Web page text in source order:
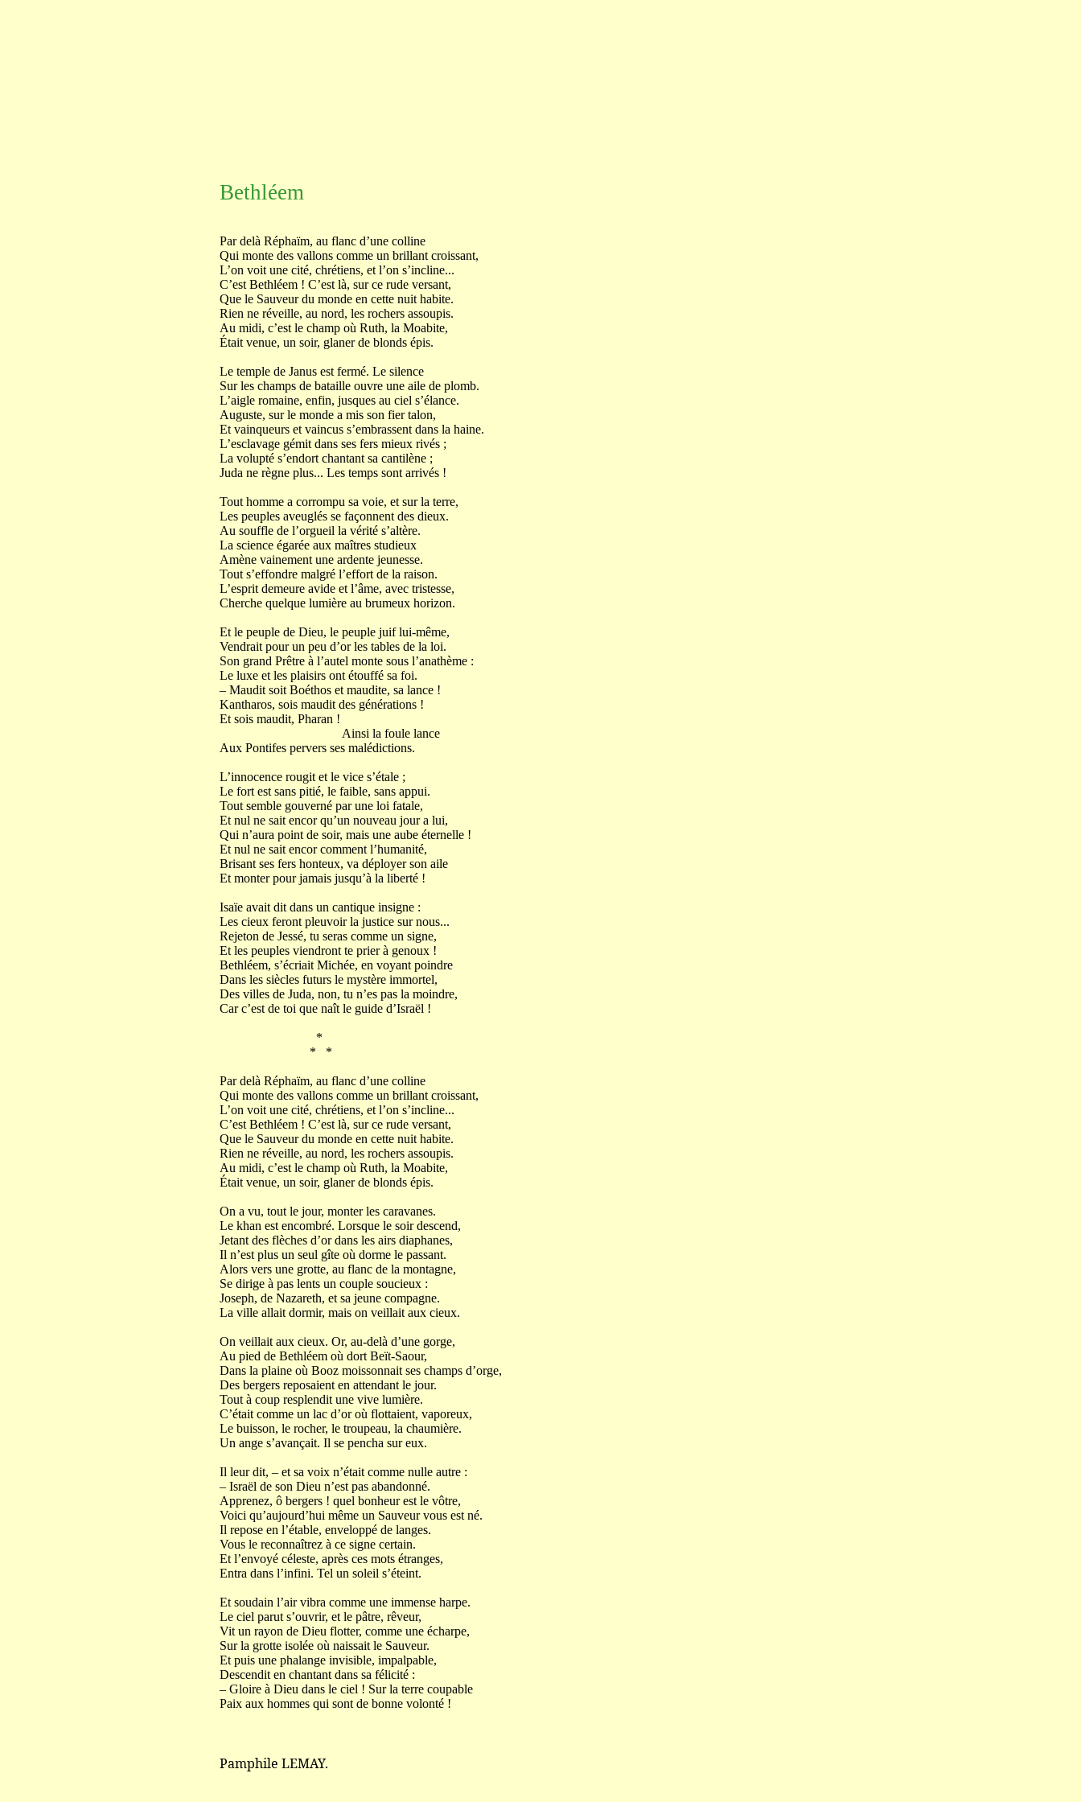
Bethléem
Par delà Réphaïm, au flanc d’une colline
Qui monte des vallons comme un brillant croissant,
L’on voit une cité, chrétiens, et l’on s’incline...
C’est Bethléem ! C’est là, sur ce rude versant,
Que le Sauveur du monde en cette nuit habite.
Rien ne réveille, au nord, les rochers assoupis.
Au midi, c’est le champ où Ruth, la Moabite,
Était venue, un soir, glaner de blonds épis.
Le temple de Janus est fermé. Le silence
Sur les champs de bataille ouvre une aile de plomb.
L’aigle romaine, enfin, jusques au ciel s’élance.
Auguste, sur le monde a mis son fier talon,
Et vainqueurs et vaincus s’embrassent dans la haine.
L’esclavage gémit dans ses fers mieux rivés ;
La volupté s’endort chantant sa cantilène ;
Juda ne règne plus... Les temps sont arrivés !
Tout homme a corrompu sa voie, et sur la terre,
Les peuples aveuglés se façonnent des dieux.
Au souffle de l’orgueil la vérité s’altère.
La science égarée aux maîtres studieux
Amène vainement une ardente jeunesse.
Tout s’effondre malgré l’effort de la raison.
L’esprit demeure avide et l’âme, avec tristesse,
Cherche quelque lumière au brumeux horizon.
Et le peuple de Dieu, le peuple juif lui-même,
Vendrait pour un peu d’or les tables de la loi.
Son grand Prêtre à l’autel monte sous l’anathème :
Le luxe et les plaisirs ont étouffé sa foi.
– Maudit soit Boéthos et maudite, sa lance !
Kantharos, sois maudit des générations !
Et sois maudit, Pharan !
Ainsi la foule lance
Aux Pontifes pervers ses malédictions.
L’innocence rougit et le vice s’étale ;
Le fort est sans pitié, le faible, sans appui.
Tout semble gouverné par une loi fatale,
Et nul ne sait encor qu’un nouveau jour a lui,
Qui n’aura point de soir, mais une aube éternelle !
Et nul ne sait encor comment l’humanité,
Brisant ses fers honteux, va déployer son aile
Et monter pour jamais jusqu’à la liberté !
Isaïe avait dit dans un cantique insigne :
Les cieux feront pleuvoir la justice sur nous...
Rejeton de Jessé, tu seras comme un signe,
Et les peuples viendront te prier à genoux !
Bethléem, s’écriait Michée, en voyant poindre
Dans les siècles futurs le mystère immortel,
Des villes de Juda, non, tu n’es pas la moindre,
Car c’est de toi que naît le guide d’Israël !
*
* *
Par delà Réphaïm, au flanc d’une colline
Qui monte des vallons comme un brillant croissant,
L’on voit une cité, chrétiens, et l’on s’incline...
C’est Bethléem ! C’est là, sur ce rude versant,
Que le Sauveur du monde en cette nuit habite.
Rien ne réveille, au nord, les rochers assoupis.
Au midi, c’est le champ où Ruth, la Moabite,
Était venue, un soir, glaner de blonds épis.
On a vu, tout le jour, monter les caravanes.
Le khan est encombré. Lorsque le soir descend,
Jetant des flèches d’or dans les airs diaphanes,
Il n’est plus un seul gîte où dorme le passant.
Alors vers une grotte, au flanc de la montagne,
Se dirige à pas lents un couple soucieux :
Joseph, de Nazareth, et sa jeune compagne.
La ville allait dormir, mais on veillait aux cieux.
On veillait aux cieux. Or, au-delà d’une gorge,
Au pied de Bethléem où dort Beït-Saour,
Dans la plaine où Booz moissonnait ses champs d’orge,
Des bergers reposaient en attendant le jour.
Tout à coup resplendit une vive lumière.
C’était comme un lac d’or où flottaient, vaporeux,
Le buisson, le rocher, le troupeau, la chaumière.
Un ange s’avançait. Il se pencha sur eux.
Il leur dit, – et sa voix n’était comme nulle autre :
– Israël de son Dieu n’est pas abandonné.
Apprenez, ô bergers ! quel bonheur est le vôtre,
Voici qu’aujourd’hui même un Sauveur vous est né.
Il repose en l’étable, enveloppé de langes.
Vous le reconnaîtrez à ce signe certain.
Et l’envoyé céleste, après ces mots étranges,
Entra dans l’infini. Tel un soleil s’éteint.
Et soudain l’air vibra comme une immense harpe.
Le ciel parut s’ouvrir, et le pâtre, rêveur,
Vit un rayon de Dieu flotter, comme une écharpe,
Sur la grotte isolée où naissait le Sauveur.
Et puis une phalange invisible, impalpable,
Descendit en chantant dans sa félicité :
– Gloire à Dieu dans le ciel ! Sur la terre coupable
Paix aux hommes qui sont de bonne volonté !
Pamphile LEMAY.